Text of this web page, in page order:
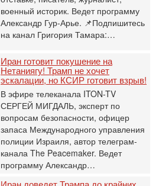
военный историк. Ведет программу
Александр Гур-Арье. 📌Подпишитесь
на канал Григория Тамара:…
Иран готовит покушение на
Нетаниягу! Трамп не хочет
эскалации, но КСИР готовит взрыв!
В эфире телеканала ITON-TV
СЕРГЕЙ МИГДАЛЬ, эксперт по
вопросам безопасности, офицер
запаса Международного управления
полиции Израиля, автор телеграм-
канала The Peacemaker. Ведет
программу Александр…